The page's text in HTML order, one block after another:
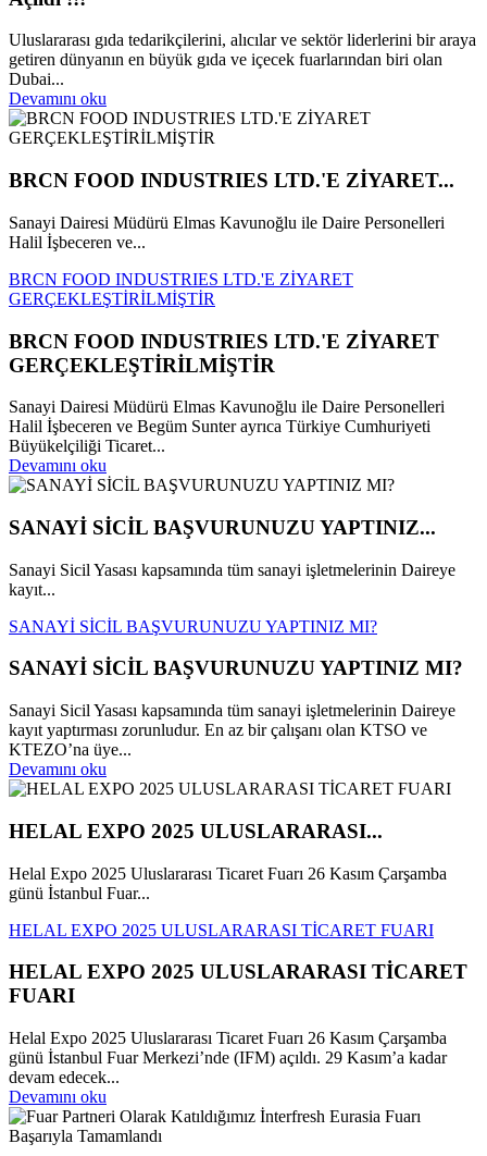
Uluslararası gıda tedarikçilerini, alıcılar ve sektör liderlerini bir araya
getiren dünyanın en büyük gıda ve içecek fuarlarından biri olan
Dubai...
Devamını oku
BRCN FOOD INDUSTRIES LTD.'E ZİYARET...
Sanayi Dairesi Müdürü Elmas Kavunoğlu ile Daire Personelleri
Halil İşbeceren ve...
BRCN FOOD INDUSTRIES LTD.'E ZİYARET
GERÇEKLEŞTİRİLMİŞTİR
BRCN FOOD INDUSTRIES LTD.'E ZİYARET
GERÇEKLEŞTİRİLMİŞTİR
Sanayi Dairesi Müdürü Elmas Kavunoğlu ile Daire Personelleri
Halil İşbeceren ve Begüm Sunter ayrıca Türkiye Cumhuriyeti
Büyükelçiliği Ticaret...
Devamını oku
SANAYİ SİCİL BAŞVURUNUZU YAPTINIZ...
Sanayi Sicil Yasası kapsamında tüm sanayi işletmelerinin Daireye
kayıt...
SANAYİ SİCİL BAŞVURUNUZU YAPTINIZ MI?
SANAYİ SİCİL BAŞVURUNUZU YAPTINIZ MI?
Sanayi Sicil Yasası kapsamında tüm sanayi işletmelerinin Daireye
kayıt yaptırması zorunludur. En az bir çalışanı olan KTSO ve
KTEZO’na üye...
Devamını oku
HELAL EXPO 2025 ULUSLARARASI...
Helal Expo 2025 Uluslararası Ticaret Fuarı 26 Kasım Çarşamba
günü İstanbul Fuar...
HELAL EXPO 2025 ULUSLARARASI TİCARET FUARI
HELAL EXPO 2025 ULUSLARARASI TİCARET
FUARI
Helal Expo 2025 Uluslararası Ticaret Fuarı 26 Kasım Çarşamba
günü İstanbul Fuar Merkezi’nde (IFM) açıldı. 29 Kasım’a kadar
devam edecek...
Devamını oku